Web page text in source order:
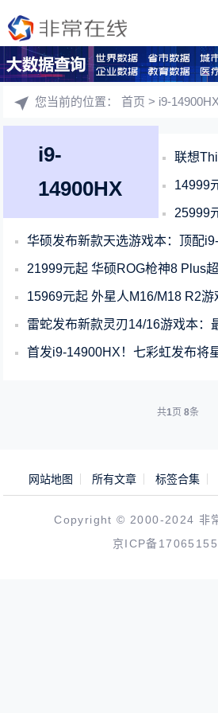
您当前的位置：首页 > i9-14900HX
i9-
14900HX
联想ThinkCenter Neo
14999元 雷神ZERO 2024
25999元 宏碁2024款掠夺
华硕发布新款天选游戏本：顶配i9-
21999元起 华硕ROG枪神8 Plus超竞版发布：顶
15969元起 外星人M16/M18 R2游戏本上架：顶配
雷蛇发布新款灵刃14/16游戏本：最高i9-
首发i9-14900HX！七彩虹发布将星X17 Pro Max
共1页 8条
网站地图 所有文章 标签合集
Copyright © 2000-2024 非
京ICP备